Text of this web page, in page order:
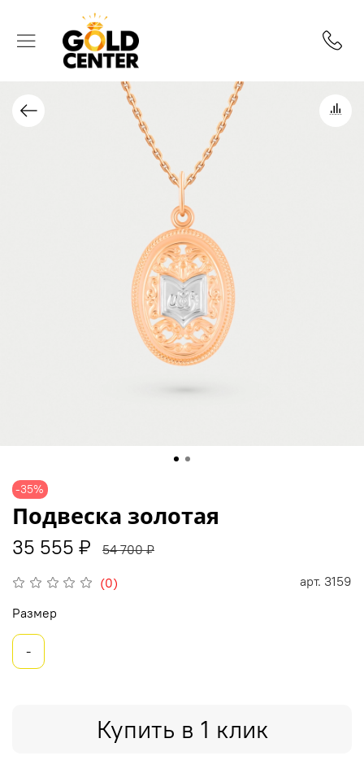
-35%
(0) арт. 3159
Подвеска золотая
35 555 ₽ 54 700 ₽
Купить в 1 клик
Размер
-